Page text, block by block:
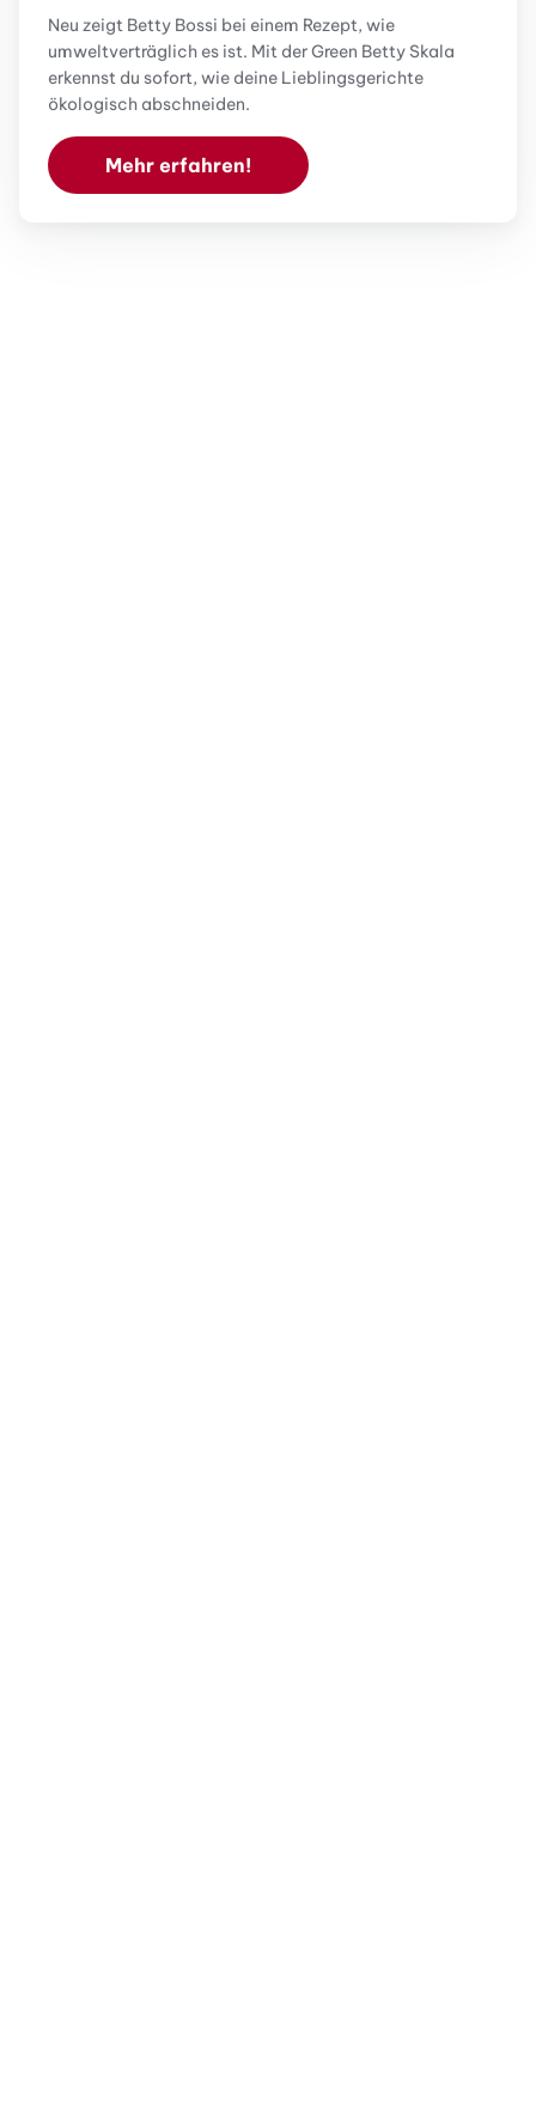
Neu zeigt Betty Bossi bei einem Rezept, wie
umweltverträglich es ist. Mit der Green Betty Skala
erkennst du sofort, wie deine Lieblingsgerichte
ökologisch abschneiden.
Mehr erfahren!